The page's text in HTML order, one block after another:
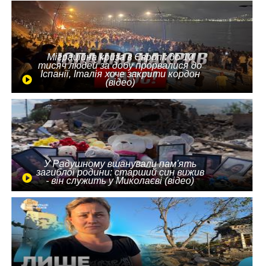
Міграційна криза в Європі: до 10
тисяч людей за добу прорвалися до
Іспанії, Італія хоче закрити кордон
(відео)
У Радушному вшанували пам'ять
загиблої родини: старший син вижив
- він служить у Миколаєві (відео)